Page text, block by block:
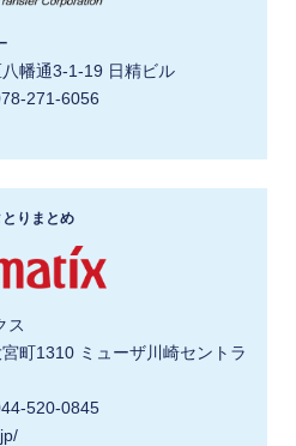
幡通3-1-19 日精ビル
271-6056
りまとめ
ス
町1310 ミューザ川崎セントラ
520-0845